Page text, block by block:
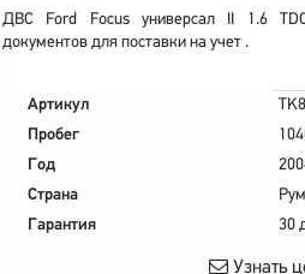
ДВС Ford Focus универсал II 1.6
документов для поставки на учет .
Артикул
Пробег
Год
Страна
Гарантия
30
Узнать